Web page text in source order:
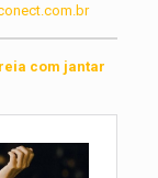
com jantar